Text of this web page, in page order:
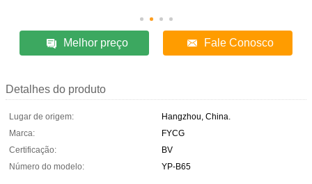
Melhor preço Fale Conosco
Detalhes do produto
Lugar de origem:
Hangzhou, China.
Marca:
FYCG
Certificação:
BV
Número do modelo:
YP-B65